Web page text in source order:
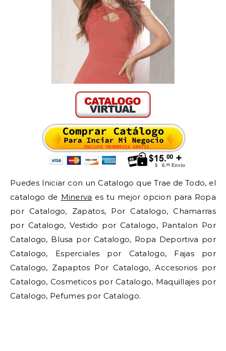
Puedes Iniciar con un Catalogo que Trae de Todo, el
catalogo de Minerva es tu mejor opcion para Ropa
por Catalogo, Zapatos, Por Catalogo, Chamarras
por Catalogo, Vestido por Catalogo, Pantalon Por
Catalogo, Blusa por Catalogo, Ropa Deportiva por
Catalogo, Esperciales por Catalogo, Fajas por
Catalogo, Zapaptos Por Catalogo, Accesorios por
Catalogo, Cosmeticos por Catalogo, Maquillajes por
Catalogo, Pefumes por Catalogo.